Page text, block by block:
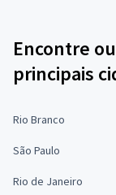
Encontre
principais
Rio Branco
São Paulo
Rio de Janeiro